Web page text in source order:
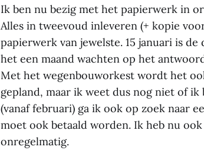
Ik ben nu bezig met het papierwerk in
Alles in tweevoud inleveren (+ kopie
papierwerk van jewelste. 15 januari is
het een maand wachten op het
Met het wegenbouworkest wordt het
gepland, maar ik weet dus nog niet of ik
(vanaf februari) ga ik ook op zoek naar
moet ook betaald worden. Ik heb nu
onregelmatig.